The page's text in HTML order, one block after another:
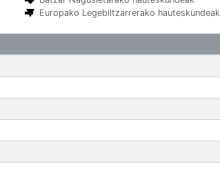
Europako Legebiltzarrerako hauteskundeak